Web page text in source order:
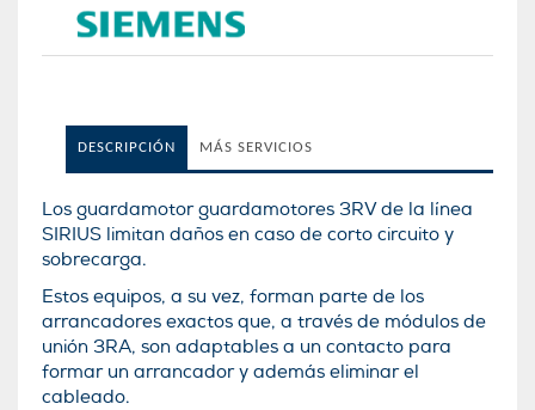
DESCRIPCIÓN MÁS SERVICIOS
Los guardamotor guardamotores 3RV de la lí­nea
SIRIUS limitan daños en caso de corto circuito y
sobrecarga.
Estos equipos, a su vez, forman parte de los
arrancadores exactos que, a través de módulos de
unión 3RA, son adaptables a un contacto para
formar un arrancador y además eliminar el
cableado.